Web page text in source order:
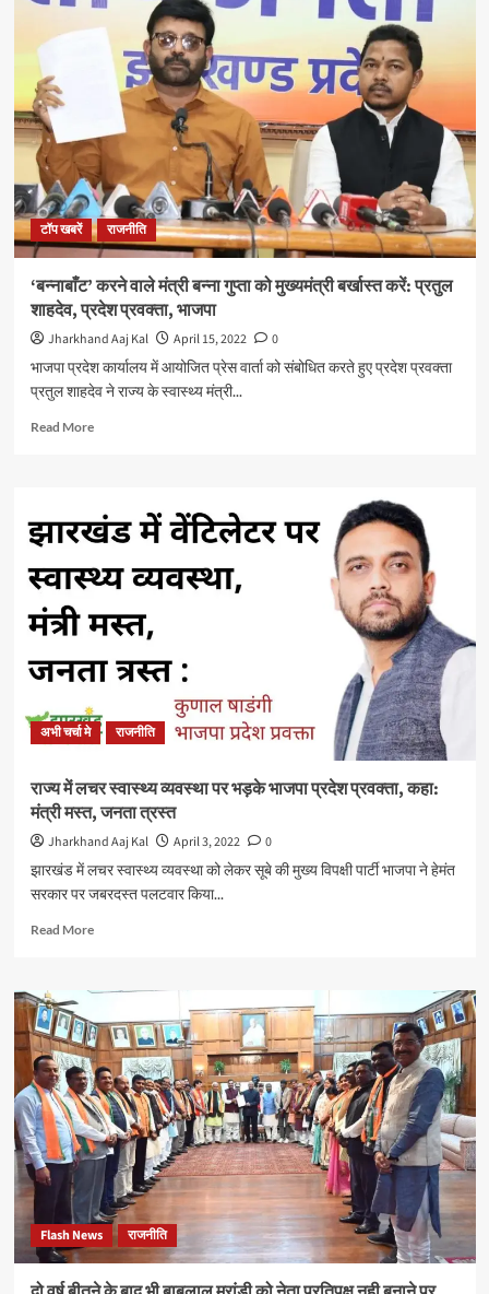
सरकार
द्वारा
बीडीओ
तबादले
भाजपा
ने
बताया
आचार
संहिता
का
उल्लंघन,
राज्य
निर्वाचन
आयोग
सचिव
से
ज्ञापन
टॉप खबरें राजनीति
‘बन्नाबाँट’ करने वाले मंत्री बन्ना गुप्ता को मुख्यमंत्री बर्खास्त करें: प्रतुल
शाहदेव, प्रदेश प्रवक्ता, भाजपा
Jharkhand Aaj Kal April 15, 2022
0
भाजपा प्रदेश कार्यालय में आयोजित प्रेस वार्ता को संबोधित करते हुए प्रदेश प्रवक्ता
प्रतुल शाहदेव ने राज्य के स्वास्थ्य मंत्री...
Read MoreRead
वाले
मंत्री
बन्ना
गुप्ता
को
मुख्यमंत्री
शाहदेव,
प्रदेश
अभी चर्चा मे राजनीति
राज्य में लचर स्वास्थ्य व्यवस्था पर भड़के भाजपा प्रदेश प्रवक्ता, कहा:
मंत्री मस्त, जनता त्रस्त
Jharkhand Aaj Kal April 3, 2022
0
झारखंड में लचर स्वास्थ्य व्यवस्था को लेकर सूबे की मुख्य विपक्षी पार्टी भाजपा ने हेमंत
सरकार पर जबरदस्त पलटवार किया...
Read MoreRead
राज्य
लचर
स्वास्थ्य
व्यवस्था
पर
भड़के
भाजपा
प्रदेश
प्रवक्ता,
कहा:
मंत्री
मस्त,
त्रस्त
Flash News राजनीति